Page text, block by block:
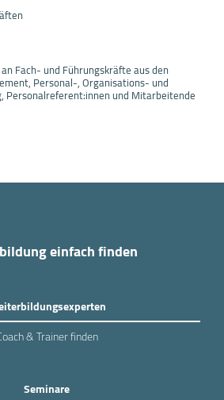
Fach- und Führungskräfte aus den
Personal-, Organisations- und
Personalreferent:innen und Mitarbeitende
einfach finden
& Trainer finden
Seminare